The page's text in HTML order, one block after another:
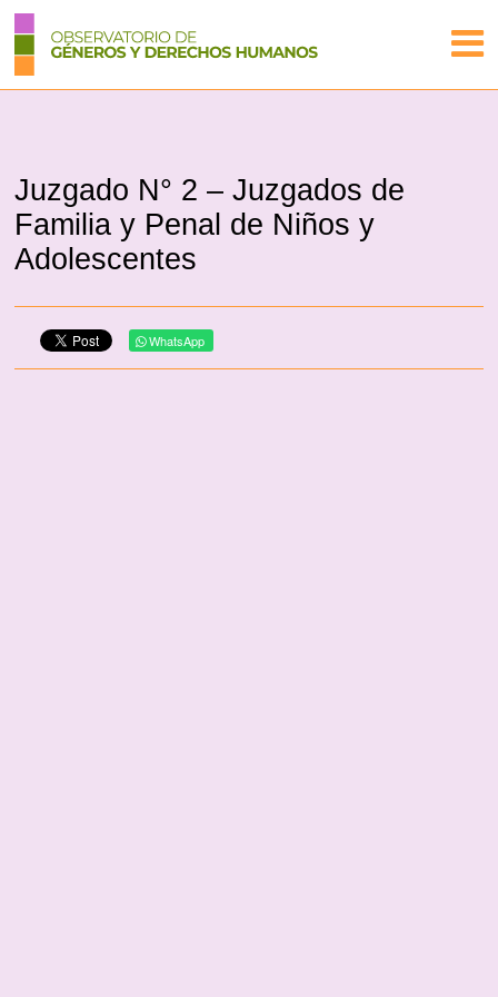
Juzgado N° 2 – Juzgados de
Familia y Penal de Niños y
Adolescentes
WhatsApp